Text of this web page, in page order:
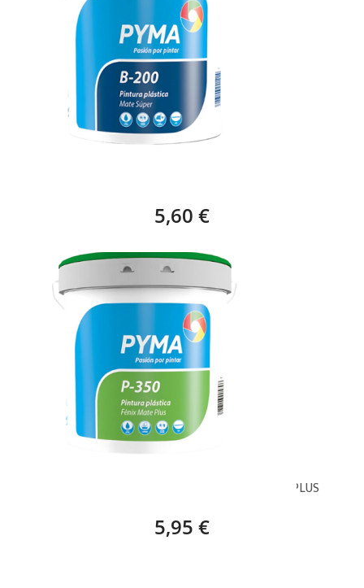
5,60 €
PYMA PINTURA PLÁSTICA P350 FÉNIX MATE PLUS
5,95 €